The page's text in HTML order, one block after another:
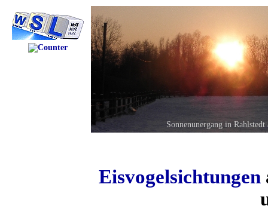
Sonnenunergang in
Eisvogelsichtungen